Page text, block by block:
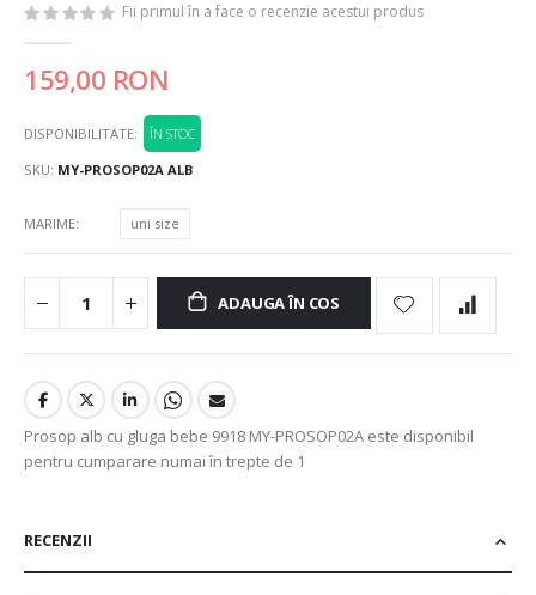
Fii primul în a face o recenzie acestui produs
159,00 RON
DISPONIBILITATE:
ÎN STOC
SKU MY-PROSOP02A ALB
MARIME uni size
ADAUGA ÎN COS
Prosop alb cu gluga bebe 9918 MY-PROSOP02A este disponibil
pentru cumparare numai în trepte de 1
RECENZII